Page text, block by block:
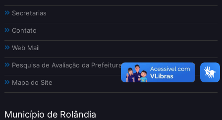
Secretarias
Contato
Web Mail
Pesquisa de Avaliação da Prefeitura
Mapa do Site
Município de Rolândia